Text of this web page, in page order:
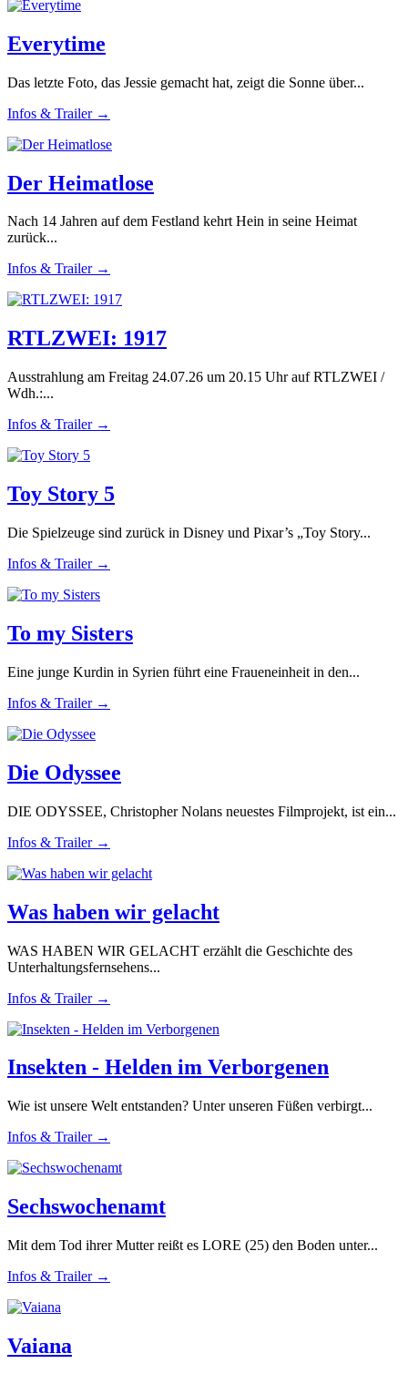
Everytime
Das letzte Foto, das Jessie gemacht hat, zeigt die Sonne über...
Infos & Trailer →
Der Heimatlose
Nach 14 Jahren auf dem Festland kehrt Hein in seine Heimat
zurück...
Infos & Trailer →
RTLZWEI: 1917
Ausstrahlung am Freitag 24.07.26 um 20.15 Uhr auf RTLZWEI /
Wdh.:...
Infos & Trailer →
Toy Story 5
Die Spielzeuge sind zurück in Disney und Pixar’s „Toy Story...
Infos & Trailer →
To my Sisters
Eine junge Kurdin in Syrien führt eine Fraueneinheit in den...
Infos & Trailer →
Die Odyssee
DIE ODYSSEE, Christopher Nolans neuestes Filmprojekt, ist ein...
Infos & Trailer →
Was haben wir gelacht
WAS HABEN WIR GELACHT erzählt die Geschichte des
Unterhaltungsfernsehens...
Infos & Trailer →
Insekten - Helden im Verborgenen
Wie ist unsere Welt entstanden? Unter unseren Füßen verbirgt...
Infos & Trailer →
Sechswochenamt
Mit dem Tod ihrer Mutter reißt es LORE (25) den Boden unter...
Infos & Trailer →
Vaiana